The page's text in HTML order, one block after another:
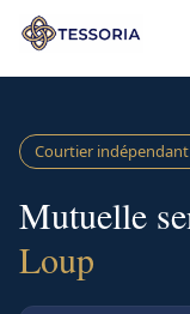
Aller au contenu
Courtier indépendant
Mutuelle
Loup